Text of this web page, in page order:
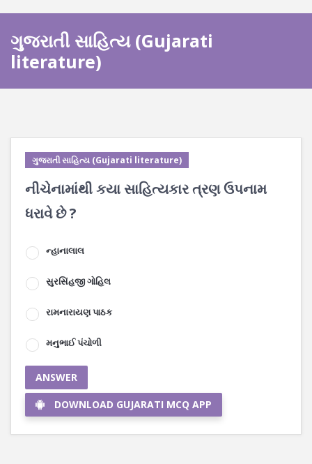
ગુજરાતી સાહિત્ય (Gujarati
literature)
ગુજરાતી સાહિત્ય (Gujarati literature)
નીચેનામાંથી કયા સાહિત્યકાર ત્રણ ઉપનામ
ધરાવે છે ?
ન્હાનાલાલ
સુરસિંહજી ગોહિલ
રામનારાયણ પાઠક
મનુભાઈ પંચોળી
ANSWER
DOWNLOAD GUJARATI MCQ APP